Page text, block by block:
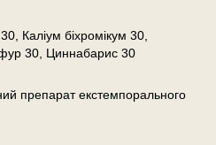
Каліум біхромікум 30,
30, Циннабарис 30
препарат екстемпорального